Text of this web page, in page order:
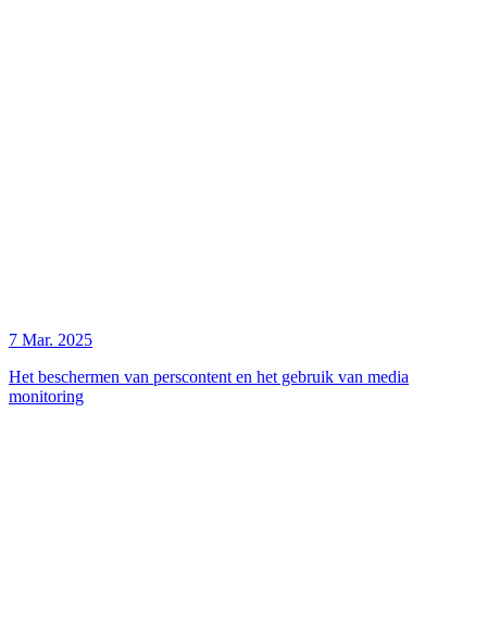
7 Mar. 2025
Het beschermen van perscontent en het gebruik van media
monitoring